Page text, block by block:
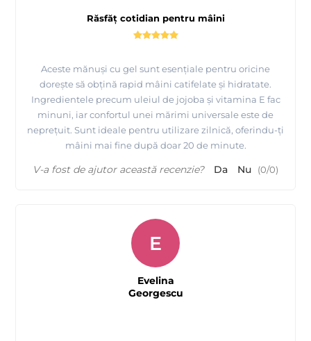
Răsfăț cotidian pentru mâini
Aceste mănuși cu gel sunt esențiale pentru oricine
dorește să obțină rapid mâini catifelate și hidratate.
Ingredientele precum uleiul de jojoba și vitamina E fac
minuni, iar confortul unei mărimi universale este de
neprețuit. Sunt ideale pentru utilizare zilnică, oferindu-ți
mâini mai fine după doar 20 de minute.
V-a fost de ajutor această recenzie? Da Nu (0/0)
E
Evelina
Georgescu